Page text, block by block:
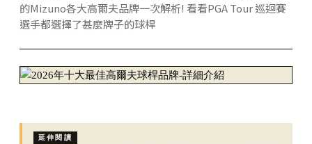
的Mizuno各大高爾夫品牌一次解析! 看看PGA Tour 巡迴賽
選手都選擇了甚麼牌子的球桿
延伸閱讀